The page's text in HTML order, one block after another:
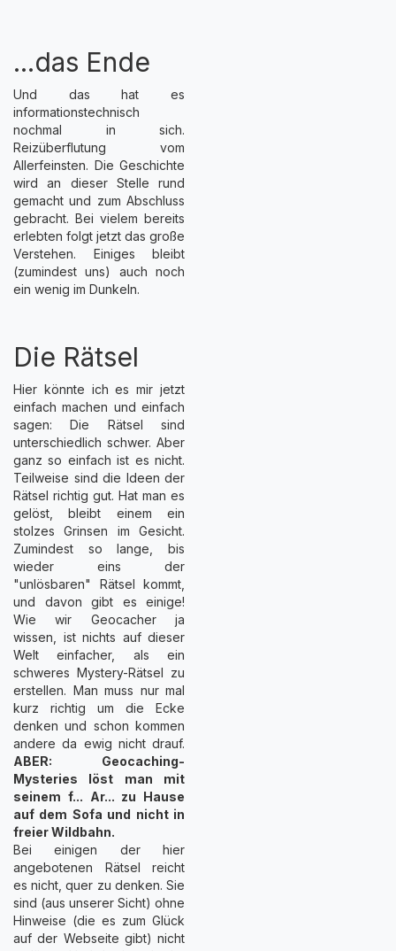
...das Ende
Und das hat es
informationstechnisch
nochmal in sich.
Reizüberflutung vom
Allerfeinsten. Die Geschichte
wird an dieser Stelle rund
gemacht und zum Abschluss
gebracht. Bei vielem bereits
erlebten folgt jetzt das große
Verstehen. Einiges bleibt
(zumindest uns) auch noch
ein wenig im Dunkeln.
Die Rätsel
Hier könnte ich es mir jetzt
einfach machen und einfach
sagen: Die Rätsel sind
unterschiedlich schwer. Aber
ganz so einfach ist es nicht.
Teilweise sind die Ideen der
Rätsel richtig gut. Hat man es
gelöst, bleibt einem ein
stolzes Grinsen im Gesicht.
Zumindest so lange, bis
wieder eins der
"unlösbaren" Rätsel kommt,
und davon gibt es einige!
Wie wir Geocacher ja
wissen, ist nichts auf dieser
Welt einfacher, als ein
schweres Mystery-Rätsel zu
erstellen. Man muss nur mal
kurz richtig um die Ecke
denken und schon kommen
andere da ewig nicht drauf.
ABER: Geocaching-
Mysteries löst man mit
seinem f... Ar... zu Hause
auf dem Sofa und nicht in
freier Wildbahn.
Bei einigen der hier
angebotenen Rätsel reicht
es nicht, quer zu denken. Sie
sind (aus unserer Sicht) ohne
Hinweise (die es zum Glück
auf der Webseite gibt) nicht